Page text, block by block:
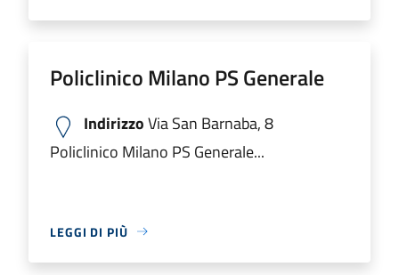
Policlinico Milano PS Generale
IndirizzoVia San Barnaba, 8
Policlinico Milano PS Generale...
LEGGI DI PIÙ